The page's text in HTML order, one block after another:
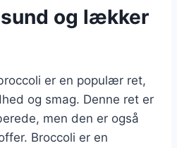
og lækker
er en populær ret,
og smag. Denne ret er
men den er også
Broccoli er en